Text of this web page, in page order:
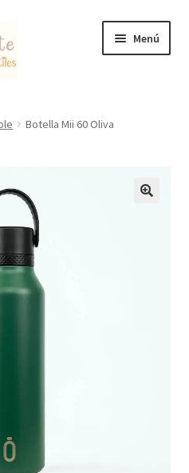
Menú
Botella Mii 60 Oliva